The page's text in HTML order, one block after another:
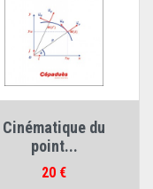
Cinématique du
point...
Prix
20 €